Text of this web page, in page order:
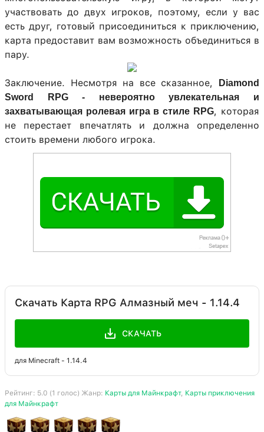
участвовать до двух игроков, поэтому, если у вас
есть друг, готовый присоединиться к приключению,
карта предоставит вам возможность объединиться в
пару.
Заключение. Несмотря на все сказанное,
Diamond
Sword RPG - невероятно увлекательная и
захватывающая ролевая игра в стиле RPG, которая
не перестает впечатлять и должна определенно
стоить времени любого игрока.
Скачать Карта RPG Алмазный меч - 1.14.4
СКАЧАТЬ
для Minecraft - 1.14.4
Рейтинг: 5.0 (1 голос) Жанр: Карты для Майнкрафт, Карты приключения
для Майнкрафт